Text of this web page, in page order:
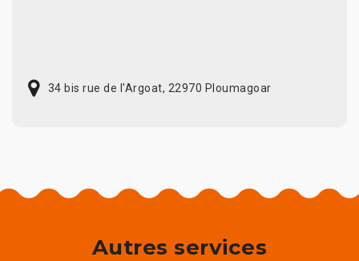
34 bis rue de l'Argoat, 22970 Ploumagoar
Autres services